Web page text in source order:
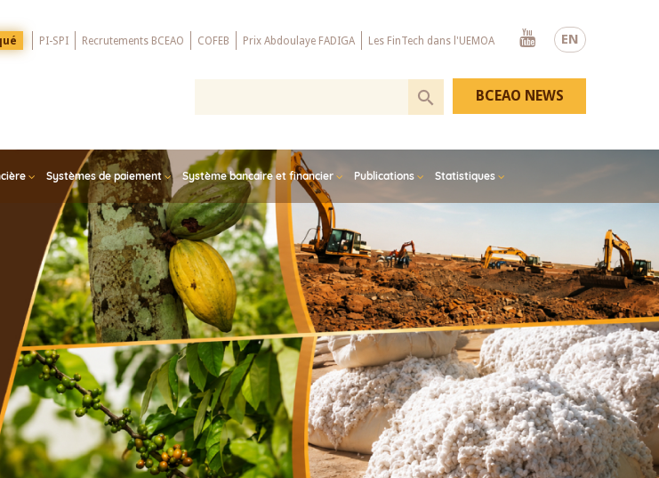
EN
PI-SPI Recrutements BCEAO COFEB Prix Abdoulaye FADIGA Les FinTech dans l'UEMOA
Youtube
Systèmes de paiement Système bancaire et financier Publications Statistiques
BCEAO NEWS